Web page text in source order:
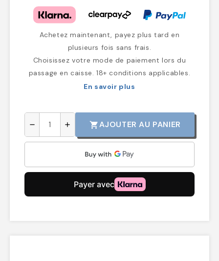
Achetez maintenant, payez plus tard en
plusieurs fois sans frais.
Choisissez votre mode de paiement lors du
passage en caisse. 18+ conditions applicables.
En savoir plus
remove add shopping_cartAJOUTER AU PANIER